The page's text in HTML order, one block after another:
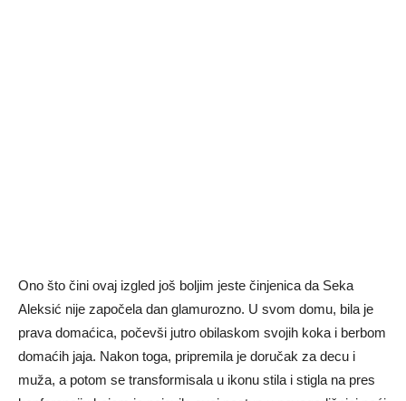
Ono što čini ovaj izgled još boljim jeste činjenica da Seka
Aleksić nije započela dan glamurozno. U svom domu, bila je
prava domaćica, počevši jutro obilaskom svojih koka i berbom
domaćih jaja. Nakon toga, pripremila je doručak za decu i
muža, a potom se transformisala u ikonu stila i stigla na pres